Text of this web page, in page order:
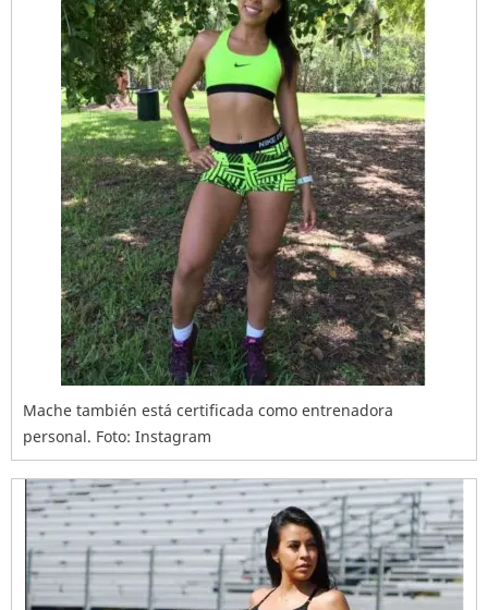
Mache también está certificada como entrenadora
personal. Foto: Instagram